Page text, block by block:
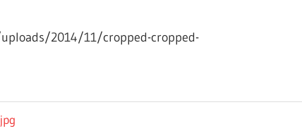
2014/11/cropped-cropped-